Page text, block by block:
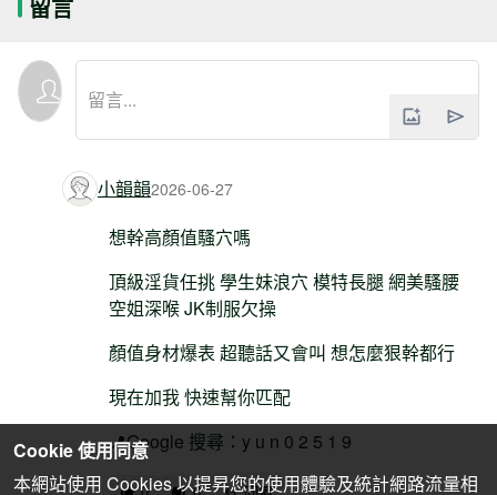
留言
小韻韻2026-06-27
想幹高顏值騷穴嗎
頂級淫貨任挑 學生妹浪穴 模特長腿 網美騷腰
空姐深喉 JK制服欠操
顏值身材爆表 超聽話又會叫 想怎麼狠幹都行
現在加我 快速幫你匹配
📍Google 搜尋：y u n 0 2 5 1 9
Cookie 使用同意
本網站使用 Cookies 以提昇您的使用體驗及統計網路流量相